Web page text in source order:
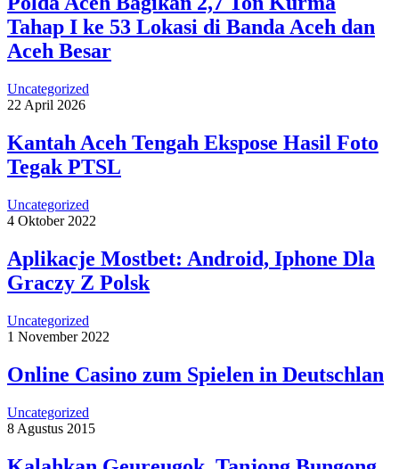
Tahap I ke 53 Lokasi di Banda Aceh dan
Aceh Besar
Uncategorized
22 April 2026
Kantah Aceh Tengah Ekspose Hasil Foto
Tegak PTSL
Uncategorized
4 Oktober 2022
Aplikacje Mostbet: Android, Iphone Dla
Graczy Z Polsk
Uncategorized
1 November 2022
Online Casino zum Spielen in Deutschlan
Uncategorized
8 Agustus 2015